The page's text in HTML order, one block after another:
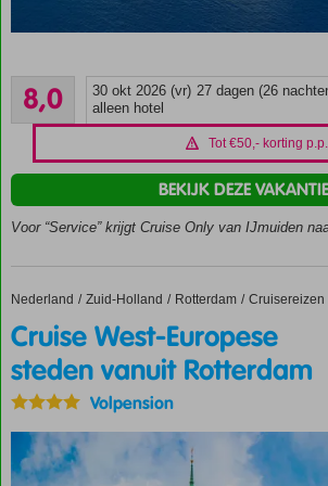
per intiem
4*+
Renaissance
Cruise
o.b.v.
& fooien
Nederlands- en
Engelssprekende
aan boord
O.a.
Leixões,
de
Antigua,
St.
8,0
Zeer goed
6
beoordelingen
30 okt 2026 (vr) 27 dagen (26
alleen hotel
Tot €50,- korting p.p.
Voor “Service” krijgt Cruise Only van IJmuiden
BEKIJK DEZE VAKANTIE
Home
Nederland Zuid-Holland Rotterdam Cruisereizen
Cruise West-Europese steden vanuit Rotterdam
Cruise West-Europese
steden vanuit Rotterdam
Volpension